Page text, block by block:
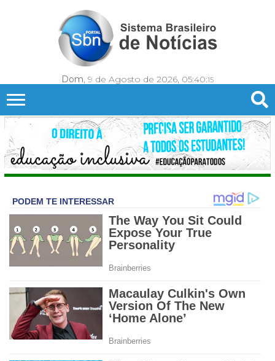
Dom, 9 de Agosto de 2026, 05:40:17